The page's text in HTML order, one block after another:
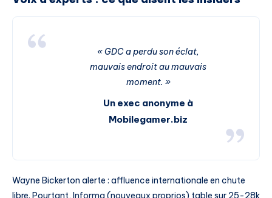
« GDC a perdu son éclat,
mauvais endroit au mauvais
moment. »
Un exec anonyme à
Mobilegamer.biz
Wayne Bickerton alerte : affluence internationale en chute
libre. Pourtant, Informa (nouveaux proprios) table sur 25-28k